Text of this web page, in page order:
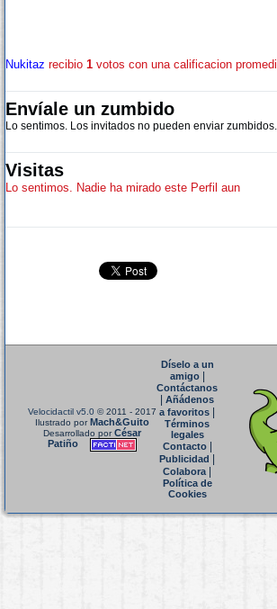
Nukitaz recibio 1 votos con una calificacion
Envíale un zumbido
Lo sentimos. Los invitados no pueden enviar zumbidos.
Visitas
Lo sentimos. Nadie ha mirado este Perfil aun
Velocidactil v5.0 © 2011 - 2017
Ilustrado porMach&Guito
Desarrollado porCésar
Patiño
Díselo a un
amigo|
Contáctanos
Añádenos
a favoritos
Términos
legales
Contacto|
Publicidad
Colabora|
Política de
Cookies